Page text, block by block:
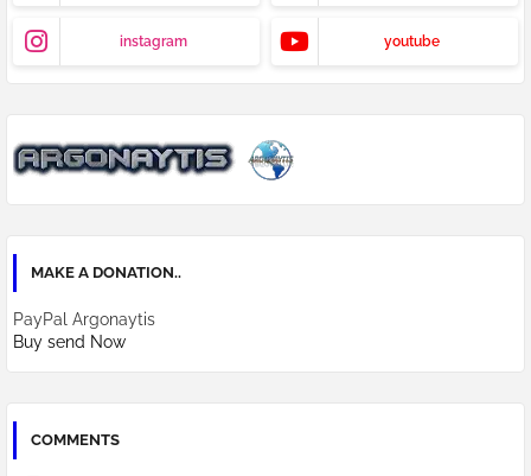
instagram youtube
MAKE A DONATION..
PayPal Argonaytis
Buy send Now
COMMENTS